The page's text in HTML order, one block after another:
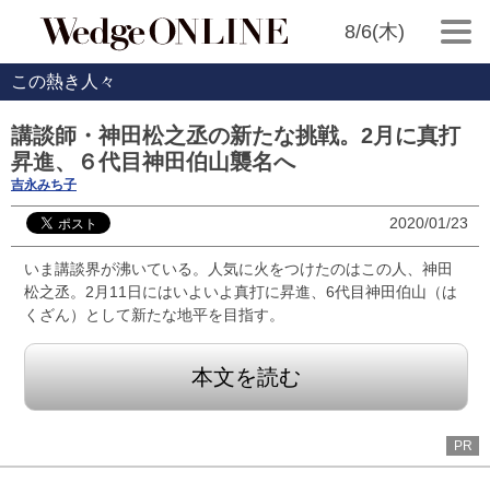
8/6(木)
この熱き人々
講談師・神田松之丞の新たな挑戦。2月に真打
昇進、６代目神田伯山襲名へ
吉永みち子
2020/01/23
いま講談界が沸いている。人気に火をつけたのはこの人、神田
松之丞。2月11日にはいよいよ真打に昇進、6代目神田伯山（は
くざん）として新たな地平を目指す。
本文を読む
PR